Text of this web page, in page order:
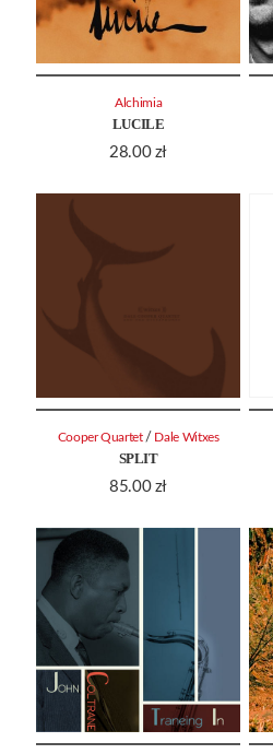
LUCILE
28.00 zł
Alchimia
SPLIT
85.00 zł
Cooper Quartet / Dale Witxes